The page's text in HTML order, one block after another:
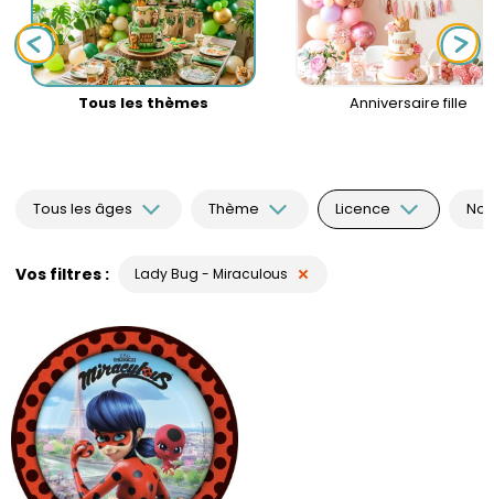
Tous les thèmes Anniversaire fille
Tous les âges Thème Licence
Vos filtres Lady Bug - Miraculous